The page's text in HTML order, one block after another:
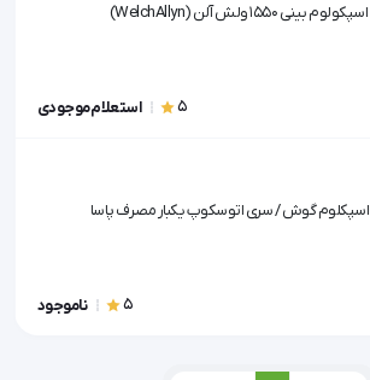
اسپکولوم بینی 1550 ولش آلن (WelchAllyn)
5 استعلام موجودی
اسپکلوم گوش / سری اتوسکوپ یکبار مصرف پاسا
5 ناموجود